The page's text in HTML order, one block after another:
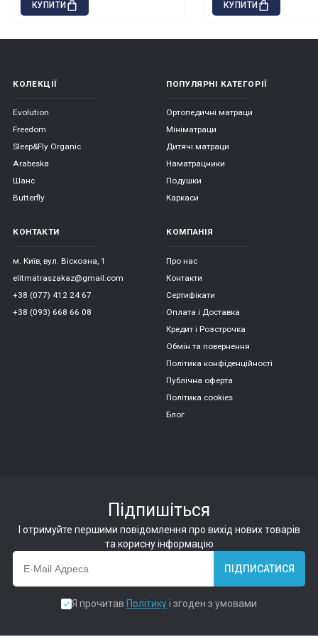
КУПИТИ КУПИТИ
КОЛЕКЦІЇ
Evolution
Freedom
Sleep&Fly Organic
Arabeska
Шанс
Butterfly
ПОПУЛЯРНІ КАТЕГОРІЇ
Ортопедичні матраци
Мініматраци
Дитячі матраци
Наматрацники
Подушки
Каркаси
КОНТАКТИ
м. Київ, вул. Віскозна, 1
elitmatraszakaz@gmail.com
+38 (077) 412 24 67
+38 (093) 668 66 08
КОМПАНІЯ
Про нас
Контакти
Сертифікати
Оплата і Доставка
Кредит і Розстрочка
Обмін та повернення
Політика конфіденційності
Публічна оферта
Політика cookies
Блог
Підпишіться
І отримуйте першими повідомлення про вихід нових товарів
та корисну інформацію
ПІДПИСАТИСЯ
Я прочитав Політикуі згоден з умовами